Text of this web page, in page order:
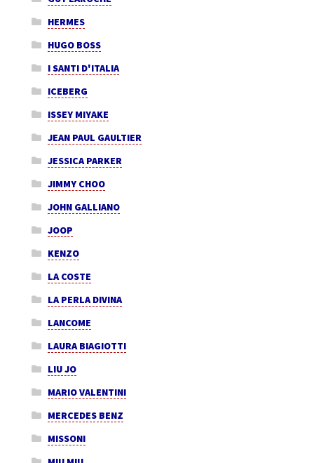
HERMES
HUGO BOSS
I SANTI D'ITALIA
ICEBERG
ISSEY MIYAKE
JEAN PAUL GAULTIER
JESSICA PARKER
JIMMY CHOO
JOHN GALLIANO
JOOP
KENZO
LA COSTE
LA PERLA DIVINA
LANCOME
LAURA BIAGIOTTI
LIU JO
MARIO VALENTINI
MERCEDES BENZ
MISSONI